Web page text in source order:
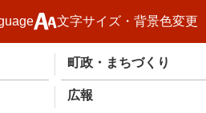
文字サイズ・背景色変更
町政・まちづくり
広報